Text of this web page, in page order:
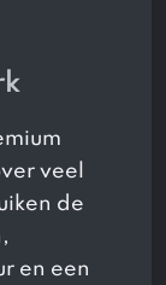
veel
de
en een